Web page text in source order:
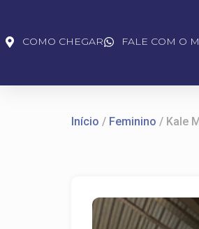
COMO CHEGAR FALE COM O
Início / Feminino / Kale